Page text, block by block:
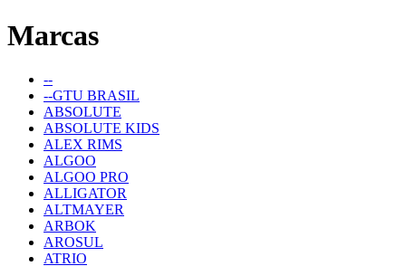
Marcas
--
--GTU BRASIL
ABSOLUTE
ABSOLUTE KIDS
ALEX RIMS
ALGOO
ALGOO PRO
ALLIGATOR
ALTMAYER
ARBOK
AROSUL
ATRIO